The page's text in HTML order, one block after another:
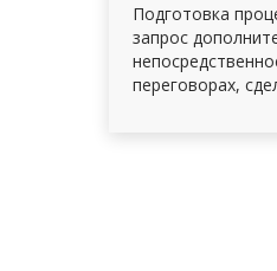
Подготовка
запрос
переговорах,